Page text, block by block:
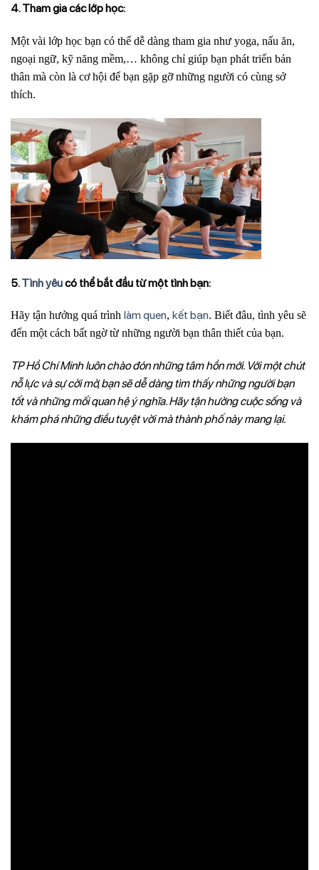
4. Tham gia các lớp học:
Một vài lớp học bạn có thể dễ dàng tham gia như yoga, nấu ăn,
ngoại ngữ, kỹ năng mềm,… không chỉ giúp bạn phát triển bản
thân mà còn là cơ hội để bạn gặp gỡ những người có cùng sở
thích.
5.Tình yêucó thể bắt đầu từ một tình bạn:
Hãy tận hưởng quá trình làm quen, kết bạn. Biết đâu, tình yêu sẽ
đến một cách bất ngờ từ những người bạn thân thiết của bạn.
TP Hồ Chí Minh luôn chào đón những tâm hồn mới. Với một chút
nỗ lực và sự cởi mở, bạn sẽ dễ dàng tìm thấy những người bạn
tốt và những mối quan hệ ý nghĩa. Hãy tận hưởng cuộc sống và
khám phá những điều tuyệt vời mà thành phố này mang lại.